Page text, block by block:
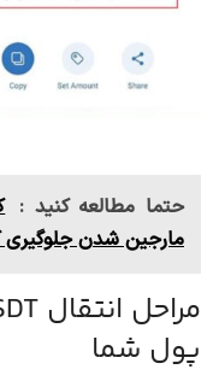
حتما مطالعه کنید :
مارجین شدن جلوگیری
پول شما